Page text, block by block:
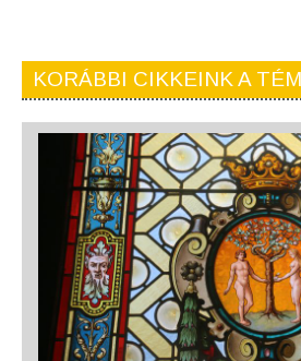
KORÁBBI CIKKEINK A